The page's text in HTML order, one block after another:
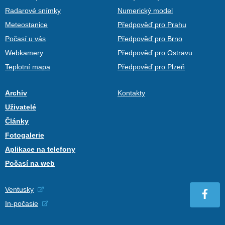
Radarové snímky
Meteostanice
Počasí u vás
Webkamery
Teplotní mapa
Numerický model
Předpověď pro Prahu
Předpověď pro Brno
Předpověď pro Ostravu
Předpověď pro Plzeň
Archiv
Uživatelé
Články
Fotogalerie
Aplikace na telefony
Počasí na web
Kontakty
Ventusky
In-počasie